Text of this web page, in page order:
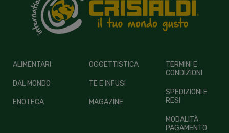
ALIMENTARI
DAL MONDO
ENOTECA
OGGETTISTICA
TE E INFUSI
MAGAZINE
TERMINI E
CONDIZIONI
SPEDIZIONI E
RESI
MODALITÀ
PAGAMENTO